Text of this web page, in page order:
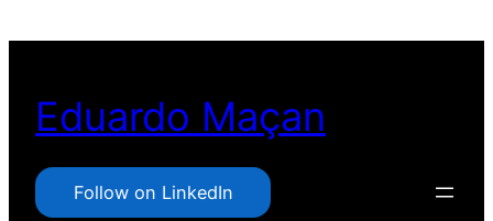
conteúdo
Eduardo Maçan
Follow on LinkedIn